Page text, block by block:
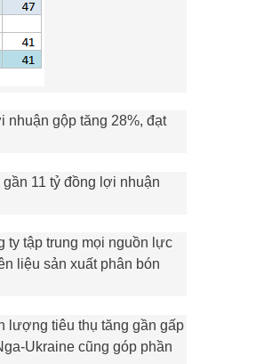
nhuận gộp tăng 28%, đạt
gần 11 tỷ đồng lợi nhuận
ty tập trung mọi nguồn lực
liệu sản xuất phân bón
lượng tiêu thụ tăng gần gấp
Ukraine cũng góp phần